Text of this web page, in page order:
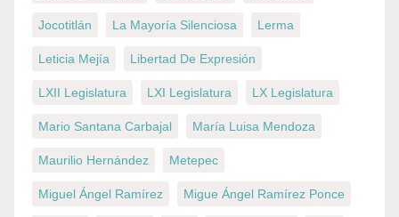
Jocotitlán La Mayoría Silenciosa Lerma
Leticia Mejía Libertad De Expresión
LXII Legislatura LXI Legislatura LX Legislatura
Mario Santana Carbajal María Luisa Mendoza
Maurilio Hernández Metepec
Miguel Ángel Ramírez Migue Ángel Ramírez Ponce